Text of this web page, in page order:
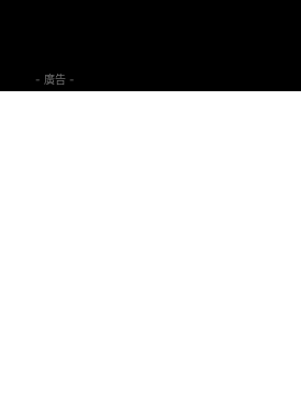
- 廣告 -